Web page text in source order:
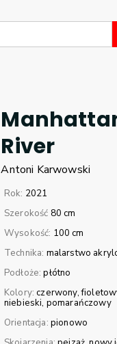
River
Antoni Karwowski
Rok: 2021
Szerokość 80 cm
Wysokość: 100 cm
Technika: malarstwo
Podłoże:płótno
Kolory:czerwony
niebieski pomarańczowy
Orientacja: pionowo